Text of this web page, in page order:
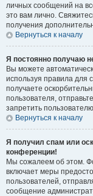
личных сообщений на
это вам лично.
получения
Вернуться к началу
Я постоянно получаю
Вы можете
используя правила для
получаете
пользователя,
запретить
Вернуться к началу
Я получил спам или
конференции!
Мы сожалеем об этом.
включает меры
пользователей,
сообщение